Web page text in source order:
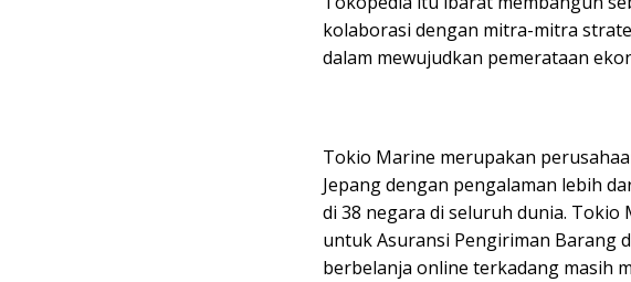
kolaborasi dengan mitra-mitra
dalam mewujudkan pemerataan
Tokio Marine merupakan
Jepang dengan pengalaman lebih
di 38 negara di seluruh dunia.
untuk Asuransi Pengiriman Barang
berbelanja online terkadang masih